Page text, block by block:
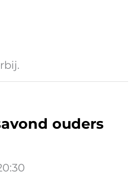
ouders